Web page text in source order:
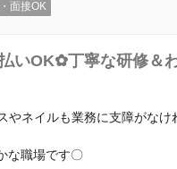
面接OK
いOK✿丁寧な研修＆
ネイルも業務に支障がなけ
な職場です〇